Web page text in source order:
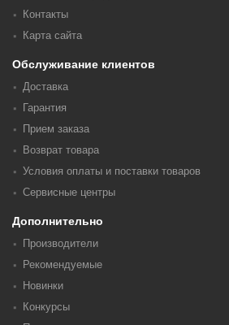
Контакты
Карта сайта
Обслуживание клиентов
Доставка
Гарантия
Прием заказа
Возврат товара
Условия оплаты и поставки товаров
Сервисные центры
Дополнительно
Производители
Рекомендуемые
Новинки
Конкурсы